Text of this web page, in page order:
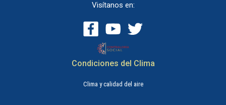
Visítanos en:
Condiciones del Clima
Clima y calidad del aire